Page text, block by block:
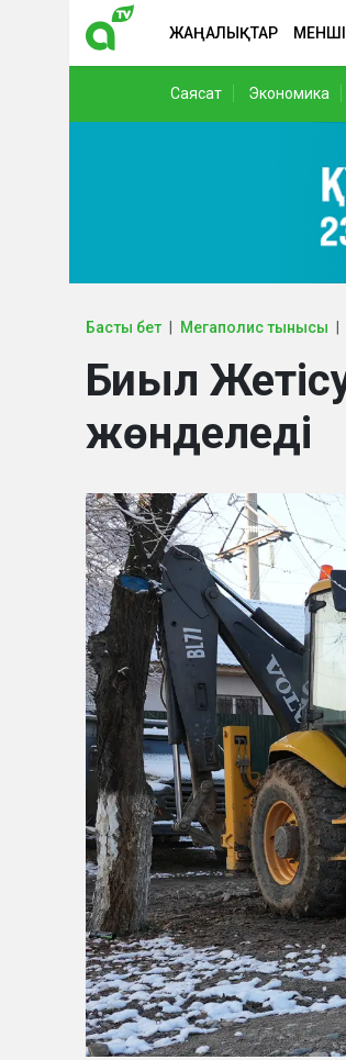
ЖАҢАЛЫҚТАР
Саясат Экономика
Басты бет Мегаполис тынысы
Биыл
жөнделеді